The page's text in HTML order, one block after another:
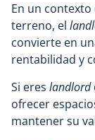
En un
terreno, el
convierte en
rentabilidad y
Si eres landlord
ofrecer
mantener su